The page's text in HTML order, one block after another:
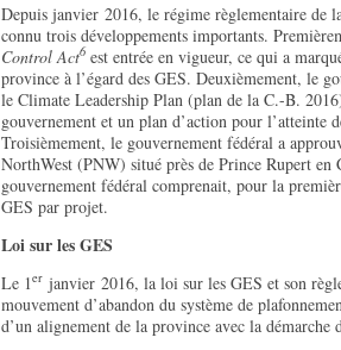
Depuis janvier 2016, le régime règlementaire de
connu trois développements importants.
Control Act6 est entrée en vigueur, ce qui a
province à l’égard des GES. Deuxièmement, le
le Climate Leadership Plan (plan de la C.-B.
gouvernement et un plan d’action pour l’atteinte
Troisièmement, le gouvernement fédéral a
NorthWest (PNW) situé près de Prince Rupert
gouvernement fédéral comprenait, pour la
GES par projet.
Loi sur les GES
Le 1er janvier 2016, la loi sur les GES et son
mouvement d’abandon du système de
d’un alignement de la province avec la démarche